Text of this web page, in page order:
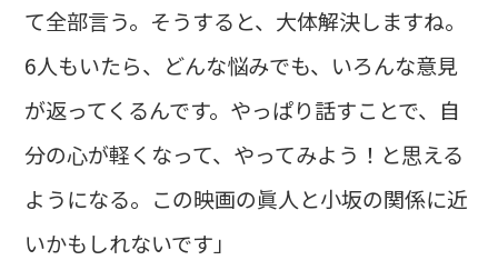
て全部言う。そうすると、大体解決しますね。
6人もいたら、どんな悩みでも、いろんな意見
が返ってくるんです。やっぱり話すことで、自
分の心が軽くなって、やってみよう！と思える
ようになる。この映画の眞人と小坂の関係に近
いかもしれないです」